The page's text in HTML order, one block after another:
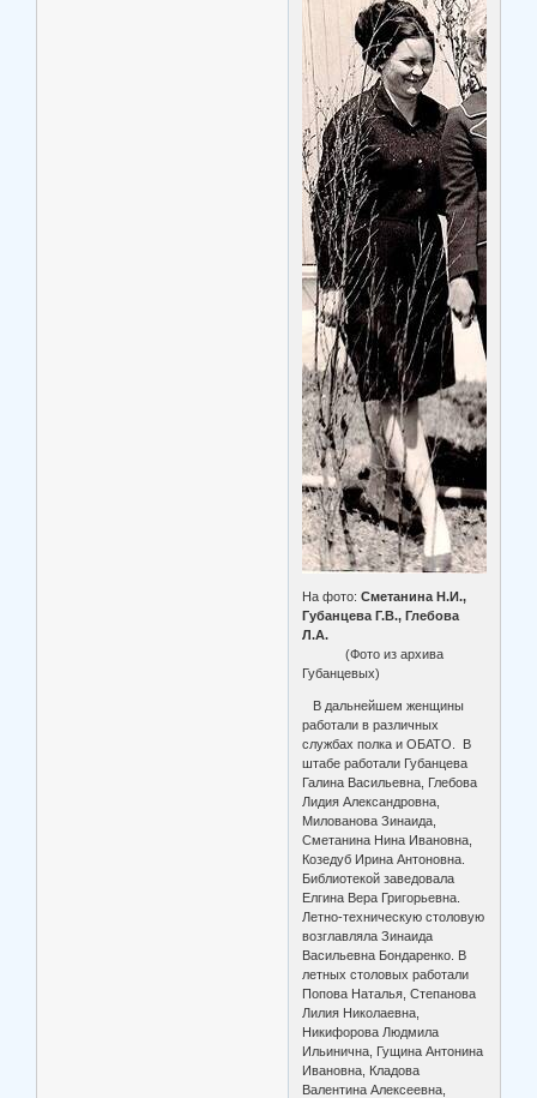
На фото:Сметанина Н.И.,
Губанцева Г.В., Глебова
Л.А.
(Фото из архива
Губанцевых)
В дальнейшем женщины
работали в различных
службах полка и ОБАТО. В
штабе работали Губанцева
Галина Васильевна, Глебова
Лидия Александровна,
Милованова Зинаида,
Сметанина Нина Ивановна,
Козедуб Ирина Антоновна.
Библиотекой заведовала
Елгина Вера Григорьевна.
Летно-техническую столовую
возглавляла Зинаида
Васильевна Бондаренко. В
летных столовых работали
Попова Наталья, Степанова
Лилия Николаевна,
Никифорова Людмила
Ильинична, Гущина Антонина
Ивановна, Кладова
Валентина Алексеевна,